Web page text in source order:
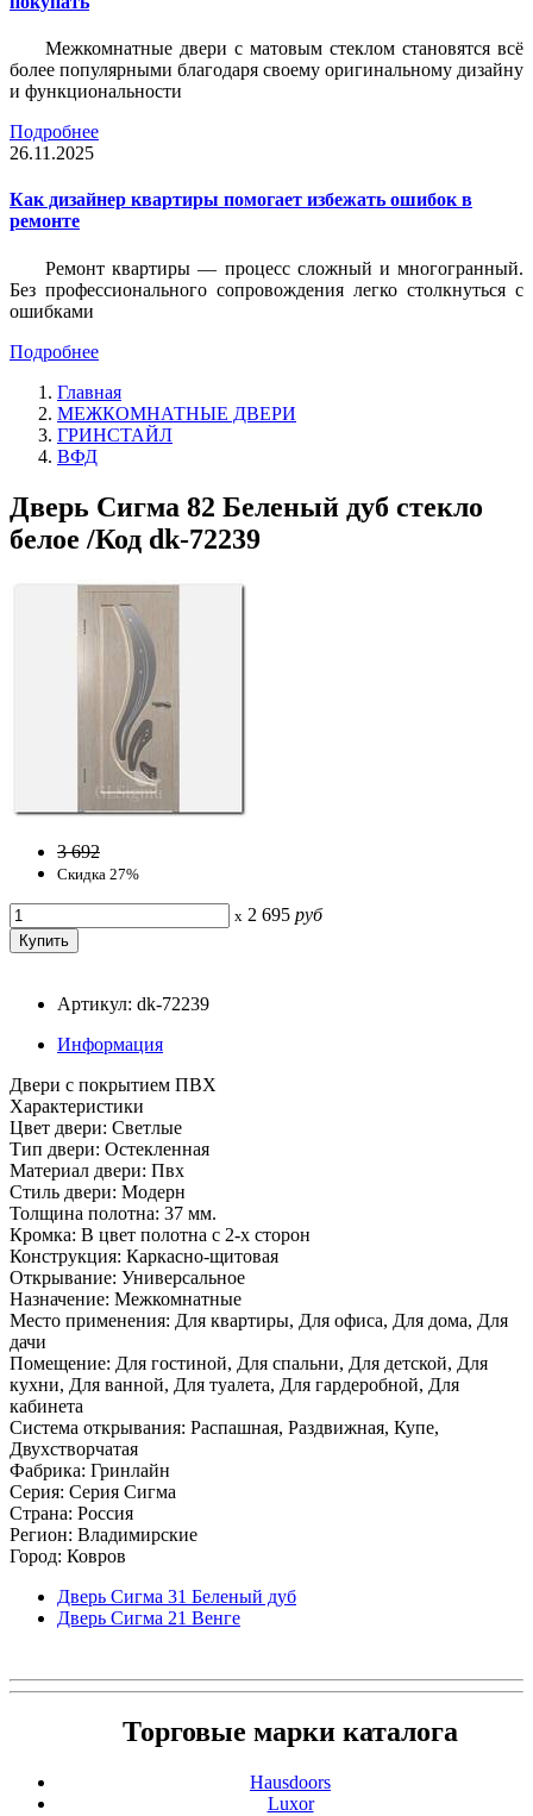
Межкомнатные двери с матовым стеклом становятся всё
более популярными благодаря своему оригинальному дизайну
и функциональности
Подробнее
26.11.2025
Как дизайнер квартиры помогает избежать ошибок в
ремонте
Ремонт квартиры — процесс сложный и многогранный.
Без профессионального сопровождения легко столкнуться с
ошибками
Подробнее
Главная
МЕЖКОМНАТНЫЕ ДВЕРИ
ГРИНСТАЙЛ
ВФД
Дверь Сигма 82 Беленый дуб стекло
белое /Код dk-72239
3 692
Скидка 27%
x 2 695 руб
Артикул: dk-72239
Информация
Двери с покрытием ПВХ
Характеристики
Цвет двери: Светлые
Тип двери: Остекленная
Материал двери: Пвх
Стиль двери: Модерн
Толщина полотна: 37 мм.
Кромка: В цвет полотна с 2-х сторон
Конструкция: Каркасно-щитовая
Открывание: Универсальное
Назначение: Межкомнатные
Место применения: Для квартиры, Для офиса, Для дома, Для
дачи
Помещение: Для гостиной, Для спальни, Для детской, Для
кухни, Для ванной, Для туалета, Для гардеробной, Для
кабинета
Система открывания: Распашная, Раздвижная, Купе,
Двухстворчатая
Фабрика: Гринлайн
Серия: Серия Сигма
Страна: Россия
Регион: Владимирские
Город: Ковров
Дверь Сигма 31 Беленый дуб
Дверь Сигма 21 Венге
Торговые марки каталога
Hausdoors
Luxor